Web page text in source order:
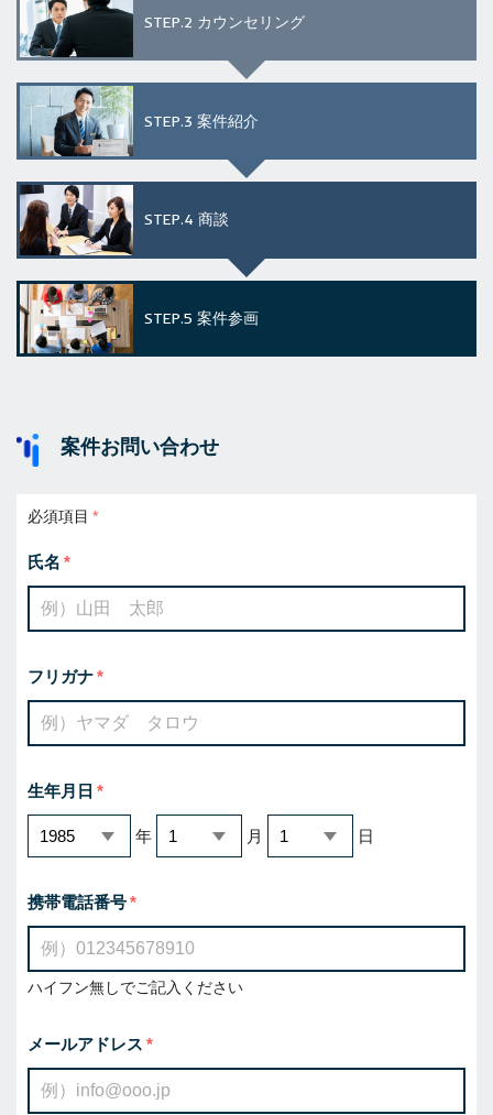
STEP.2 カウンセリング
STEP.3 案件紹介
STEP.4 商談
STEP.5 案件参画
案件お問い合わせ
必須項目
氏名
フリガナ
生年月日
年 月 日
携帯電話番号
ハイフン無しでご記入ください
メールアドレス